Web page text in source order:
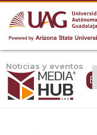
Noticias y eventos